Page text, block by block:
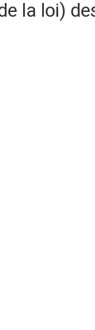
la loi)